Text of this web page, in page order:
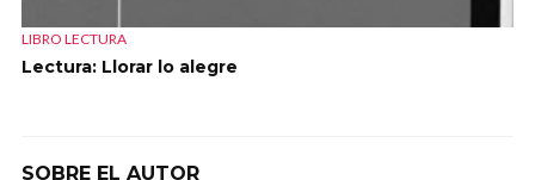
LIBRO LECTURA
Lectura: Llorar lo alegre
SOBRE EL AUTOR